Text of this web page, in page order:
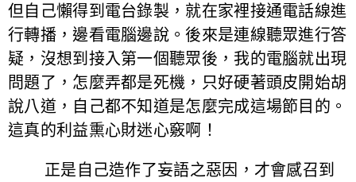
但自己懶得到電台錄製，就在家裡接通電話線進
行轉播，邊看電腦邊說。後來是連線聽眾進行答
疑，沒想到接入第一個聽眾後，我的電腦就出現
問題了，怎麼弄都是死機，只好硬著頭皮開始胡
說八道，自己都不知道是怎麼完成這場節目的。
這真的利益熏心財迷心竅啊！
正是自己造作了妄語之惡因，才會感召到